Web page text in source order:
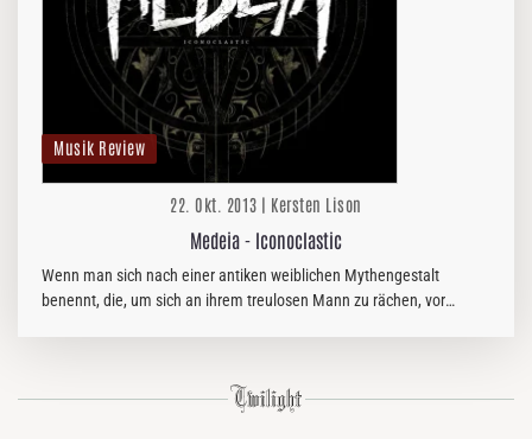
Musik Review
22. Okt. 2013 | Kersten Lison
Medeia - Iconoclastic
Wenn man sich nach einer antiken weiblichen Mythengestalt
benennt, die, um sich an ihrem treulosen Mann zu rächen, vor